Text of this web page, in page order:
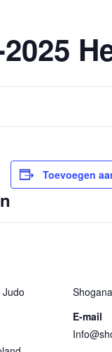
Toevoegen
E-mail